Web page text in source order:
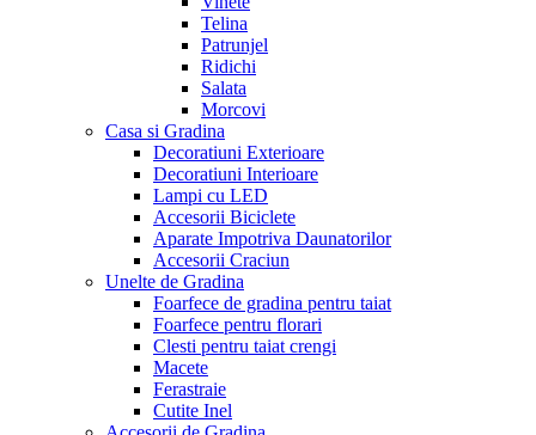
Telina
Patrunjel
Ridichi
Salata
Morcovi
Casa si Gradina
Decoratiuni Exterioare
Decoratiuni Interioare
Lampi cu LED
Accesorii Biciclete
Aparate Impotriva Daunatorilor
Accesorii Craciun
Unelte de Gradina
Foarfece de gradina pentru taiat
Foarfece pentru florari
Clesti pentru taiat crengi
Macete
Ferastraie
Cutite Inel